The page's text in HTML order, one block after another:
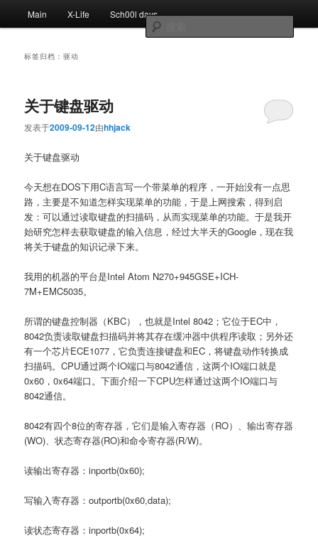
索
Main X-Life Sch00l days
标签归档：驱动
关于键盘驱动
发表于2009-09-12由hhjack
关于键盘驱动
今天想在DOS下用C语言写一个带菜单的程序，一开始没有一点思
路，主要是不知道怎样实现菜单的功能，于是上网搜索，得到启
发：可以通过读取键盘的扫描码，从而实现菜单的功能。于是我开
始研究怎样去获取键盘的输入信息，经过大半天的Google，现在我
将关于键盘的知识记录下来。
我用的机器的平台是Intel Atom N270+945GSE+ICH-
7M+EMC5035。
所谓的键盘控制器（KBC），也就是Intel 8042；它位于EC中，
8042负责读取键盘扫描码并将其存在缓冲器中供程序读取；另外还
有一个芯片ECE1077，它负责连接键盘和EC，将键盘动作转换成
扫描码。CPU通过两个IO端口与8042通信，这两个IO端口就是
0x60，0x64端口。下面介绍一下CPU怎样通过这两个IO端口与
8042通信。
8042有四个8位的寄存器，它们是输入寄存器（RO）、输出寄存器
(WO)、状态寄存器(RO)和命令寄存器(R/W)。
读输出寄存器：inportb(0x60);
写输入寄存器：outportb(0x60,data);
读状态寄存器：inportb(0x64);